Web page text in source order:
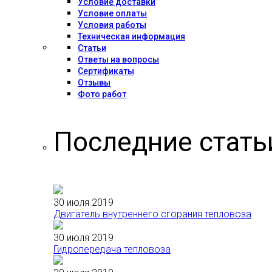
Условие оплаты
Условия работы
Техническая информация
Статьи
Ответы на вопросы
Сертификаты
Отзывы
Фото работ
Последние
30 июля 2019
Двигатель внутреннего сгорания тепловоза
30 июля 2019
Гидропередача тепловоза